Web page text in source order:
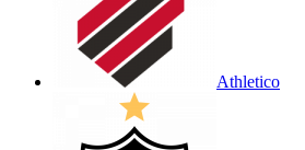
Athletico